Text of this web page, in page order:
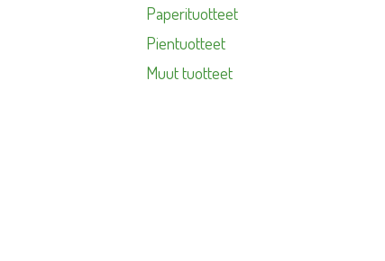
Paperituotteet
Pientuotteet
Muut tuotteet